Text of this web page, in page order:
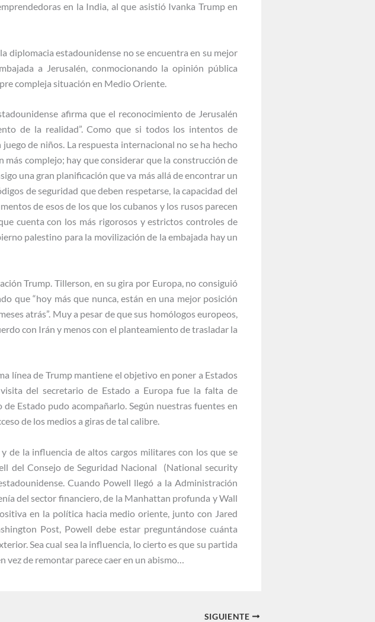
en la India, al que asistió Ivanka Trump en
diplomacia estadounidense no se encuentra en su mejor
a Jerusalén, conmocionando la opinión pública
compleja situación en Medio Oriente.
afirma que el reconocimiento de Jerusalén
de la realidad”. Como que si todos los intentos de
de niños. La respuesta internacional no se ha hecho
más complejo; hay que considerar que la construcción de
una gran planificación que va más allá de encontrar un
de seguridad que deben respetarse, la capacidad del
de esos de los que los cubanos y los rusos parecen
cuenta con los más rigorosos y estrictos controles de
palestino para la movilización de la embajada hay un
Trump. Tillerson, en su gira por Europa, no consiguió
que “hoy más que nunca, están en una mejor posición
atrás”. Muy a pesar de que sus homólogos europeos,
con Irán y menos con el planteamiento de trasladar la
línea de Trump mantiene el objetivo en poner a Estados
del secretario de Estado a Europa fue la falta de
Estado pudo acompañarlo. Según nuestras fuentes en
de los medios a giras de tal calibre.
de la influencia de altos cargos militares con los que se
del Consejo de Seguridad Nacional (National security
Cuando Powell llegó a la Administración
del sector financiero, de la Manhattan profunda y Wall
en la política hacia medio oriente, junto con Jared
Post, Powell debe estar preguntándose cuánta
Sea cual sea la influencia, lo cierto es que su partida
vez de remontar parece caer en un abismo…
SIGUIENTE